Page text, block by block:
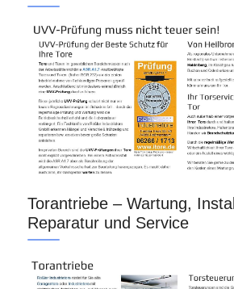
Torantriebe – Wartung,
Reparatur und Service